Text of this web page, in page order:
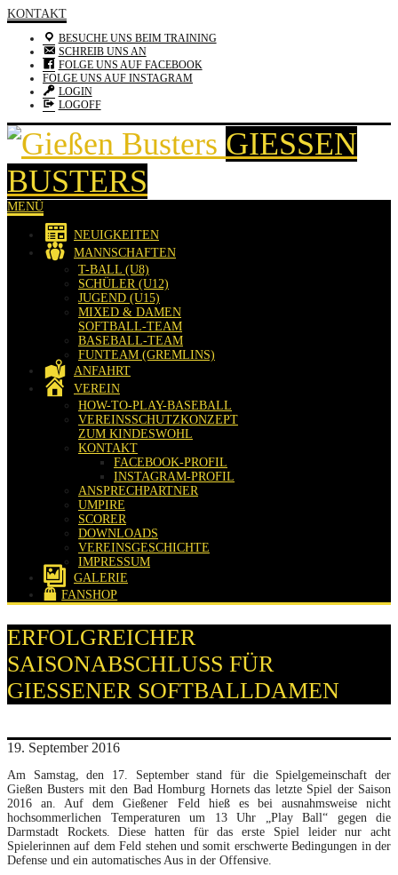
KONTAKT
BESUCHE UNS BEIM TRAINING
SCHREIB UNS AN
FOLGE UNS AUF FACEBOOK
FOLGE UNS AUF INSTAGRAM
LOGIN
LOGOFF
GIESSEN B
USTERS
MENÜ
NEUIGKEITEN
MANNSCHAFTEN
T-BALL (U8)
SCHÜLER (U12)
JUGEND (U15)
MIXED & DAMEN
SOFTBALL-TEAM
BASEBALL-TEAM
FUNTEAM (GREMLINS)
ANFAHRT
VEREIN
HOW-TO-PLAY-BASEBALL
VEREINSSCHUTZKONZEPT
ZUM KINDESWOHL
KONTAKT
FACEBOOK-PROFIL
INSTAGRAM-PROFIL
ANSPRECHPARTNER
UMPIRE
SCORER
DOWNLOADS
VEREINSGESCHICHTE
IMPRESSUM
GALERIE
FANSHOP
ERFOLGREICHER
SAISONABSCHLUSS FÜR
GIESSENER SOFTBALLDAMEN
19. September 2016
Am Samstag, den 17. September stand für die Spielgemeinschaft der
Gießen Busters mit den Bad Homburg Hornets das letzte Spiel der Saison
2016 an. Auf dem Gießener Feld hieß es bei ausnahmsweise nicht
hochsommerlichen Temperaturen um 13 Uhr „Play Ball“ gegen die
Darmstadt Rockets. Diese hatten für das erste Spiel leider nur acht
Spielerinnen auf dem Feld stehen und somit erschwerte Bedingungen in der
Defense und ein automatisches Aus in der Offensive.